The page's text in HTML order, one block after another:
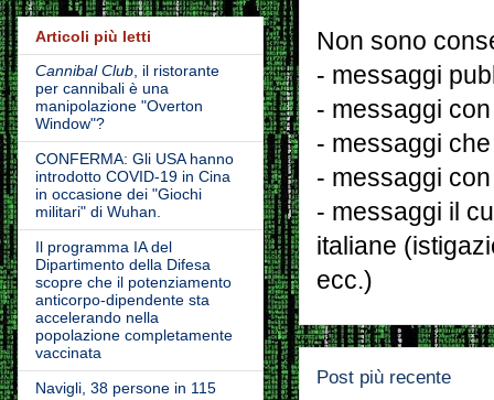
Non sono
- messaggi
- messaggi
- messaggi
- messaggi
- messaggi il
italiane
ecc.)
Post più recente
Articoli più letti
Cannibal Club , il ristorante
per cannibali è una
manipolazione "Overton
Window"?
CONFERMA: Gli USA hanno
introdotto COVID-19 in Cina
in occasione dei "Giochi
militari" di Wuhan.
Il programma IA del
Dipartimento della Difesa
scopre che il potenziamento
anticorpo-dipendente sta
accelerando nella
popolazione completamente
vaccinata
Navigli, 38 persone in 115